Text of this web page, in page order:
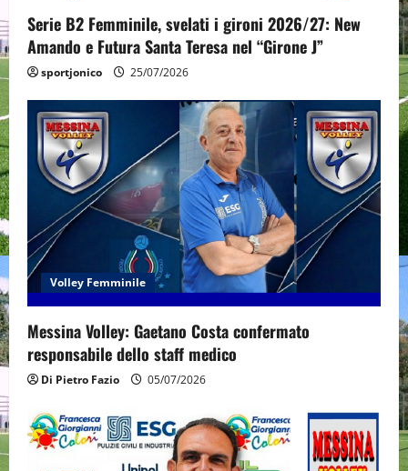
o
n
Serie B2 Femminile, svelati i gironi 2026/27: New
Amando e Futura Santa Teresa nel “Girone J”
sportjonico 25/07/2026
Volley Femminile
Messina Volley: Gaetano Costa confermato
responsabile dello staff medico
Di Pietro Fazio 05/07/2026